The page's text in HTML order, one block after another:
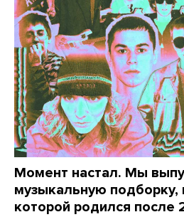
Момент настал. Мы
музыкальную подборку,
которой родился после